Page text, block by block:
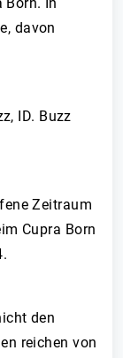
davon
ID. Buzz
Zeitraum
Cupra Born
den
reichen von